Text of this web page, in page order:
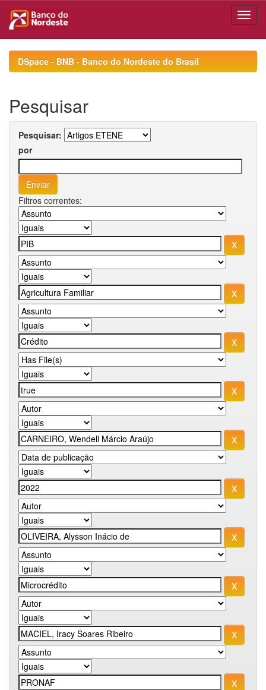
navigationDSpace - BNB - Banco do Nordeste do Brasil
Pesquisar
Pesquisar:
por
Filtros correntes: